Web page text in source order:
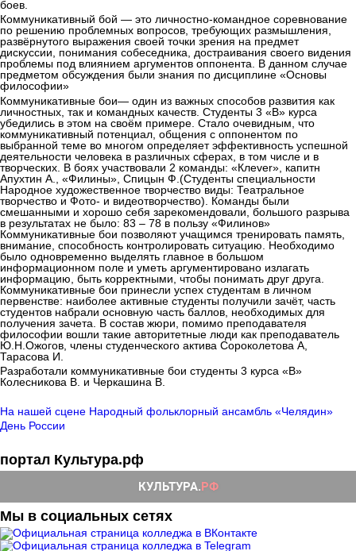
боев.
Коммуникативный бой — это личностно-командное соревнование
по решению проблемных вопросов, требующих размышления,
развёрнутого выражения своей точки зрения на предмет
дискуссии, понимания собеседника, достраивания своего видения
проблемы под влиянием аргументов оппонента. В данном случае
предметом обсуждения были знания по дисциплине «Основы
философии»
Коммуникативные бои— один из важных способов развития как
личностных, так и командных качеств. Студенты 3 «В» курса
убедились в этом на своём примере. Стало очевидным, что
коммуникативный потенциал, общения с оппонентом по
выбранной теме во многом определяет эффективность успешной
деятельности человека в различных сферах, в том числе и в
творческих. В боях участвовали 2 команды: «Клеver», капитн
Апухтин А., «Филины», Спицын Ф.(Студенты специальности
Народное художественное творчество виды: Театральное
творчество и Фото- и видеотворчество). Команды были
смешанными и хорошо себя зарекомендовали, большого разрыва
в результатах не было: 83 – 78 в пользу «Филинов»
Коммуникативные бои позволяют учащимся тренировать память,
внимание, способность контролировать ситуацию. Необходимо
было одновременно выделять главное в большом
информационном поле и уметь аргументировано излагать
информацию, быть корректными, чтобы понимать друг друга.
Коммуникативные бои принесли успех студентам в личном
первенстве: наиболее активные студенты получили зачёт, часть
студентов набрали основную часть баллов, необходимых для
получения зачета. В состав жюри, помимо преподавателя
философии вошли такие авторитетные люди как преподаватель
Ю.Н.Ожогов, члены студенческого актива Сороколетова А,
Тарасова И.
Разработали коммуникативные бои студенты 3 курса «В»
Колесникова В. и Черкашина В.
На нашей сцене Народный фольклорный ансамбль «Челядин»
День России
портал Культура.рф
Мы в социальных сетях